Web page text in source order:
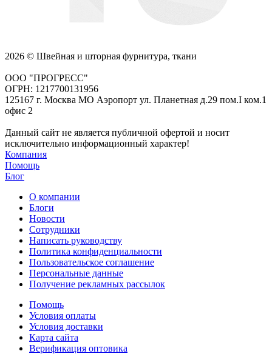
2026 © Швейная и шторная фурнитура, ткани
ООО "ПРОГРЕСС"
ОГРН: 1217700131956
125167 г. Москва МО Аэропорт ул. Планетная д.29 пом.I ком.1
офис 2
Данный сайт не является публичной офертой и носит
исключительно информационный характер!
Компания
Помощь
Блог
О компании
Блоги
Новости
Сотрудники
Написать руководству
Политика конфиденциальности
Пользовательское соглашение
Персональные данные
Получение рекламных рассылок
Помощь
Условия оплаты
Условия доставки
Карта сайта
Верификация оптовика